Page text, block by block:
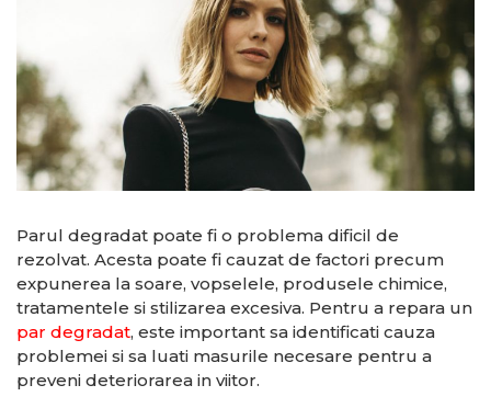
Parul degradat poate fi o problema dificil de
rezolvat. Acesta poate fi cauzat de factori precum
expunerea la soare, vopselele, produsele chimice,
tratamentele si stilizarea excesiva. Pentru a repara un
par degradat, este important sa identificati cauza
problemei si sa luati masurile necesare pentru a
preveni deteriorarea in viitor.